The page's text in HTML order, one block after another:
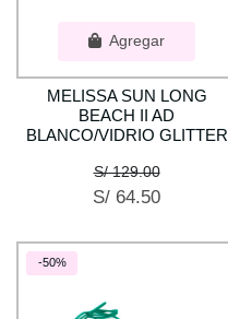
Agregar
MELISSA SUN LONG
BEACH II AD
BLANCO/VIDRIO GLITTER
S/ 129.00
S/ 64.50
-50%